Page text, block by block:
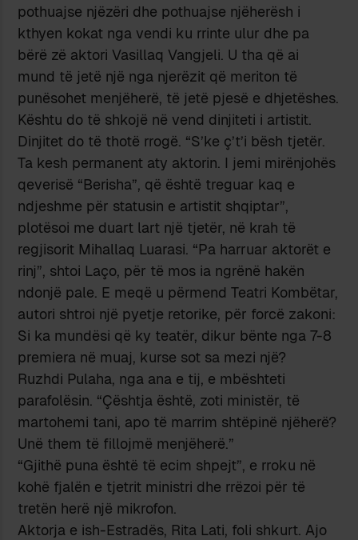
pothuajse njëzëri dhe pothuajse njëherësh i
kthyen kokat nga vendi ku rrinte ulur dhe pa
bërë zë aktori Vasillaq Vangjeli. U tha që ai
mund të jetë një nga njerëzit që meriton të
punësohet menjëherë, të jetë pjesë e dhjetëshes.
Kështu do të shkojë në vend dinjiteti i artistit.
Dinjitet do të thotë rrogë. “S’ke ç’t’i bësh tjetër.
Ta kesh permanent aty aktorin. I jemi mirënjohës
qeverisë “Berisha”, që është treguar kaq e
ndjeshme për statusin e artistit shqiptar”,
plotësoi me duart lart një tjetër, në krah të
regjisorit Mihallaq Luarasi. “Pa harruar aktorët e
rinj”, shtoi Laço, për të mos ia ngrënë hakën
ndonjë pale. E meqë u përmend Teatri Kombëtar,
autori shtroi një pyetje retorike, për forcë zakoni:
Si ka mundësi që ky teatër, dikur bënte nga 7-8
premiera në muaj, kurse sot sa mezi një?
Ruzhdi Pulaha, nga ana e tij, e mbështeti
parafolësin. “Çështja është, zoti ministër, të
martohemi tani, apo të marrim shtëpinë njëherë?
Unë them të fillojmë menjëherë.”
“Gjithë puna është të ecim shpejt”, e rroku në
kohë fjalën e tjetrit ministri dhe rrëzoi për të
tretën herë një mikrofon.
Aktorja e ish-Estradës, Rita Lati, foli shkurt. Ajo